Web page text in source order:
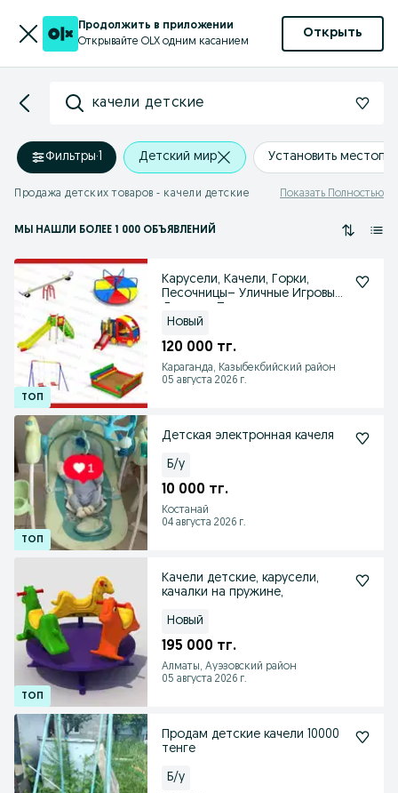
Продолжить в приложении
Открывайте OLX одним касанием
Открыть
качели детские
Фильтры·1 Детский мир Установить
Продажа детских товаров - качели детские Показать Полностью
МЫ НАШЛИ БОЛЕЕ 1 000 ОБЪЯВЛЕНИЙ
Карусели, Качели, Горки,
Песочницы– Уличные Игровые
Новый
120 000 тг.
Караганда, Казыбекбийский район
05 августа 2026 г.
Детская электронная качеля
Б/у
10 000 тг.
Костанай
04 августа 2026 г.
Качели детские, карусели,
качалки на пружине,
Новый
195 000 тг.
Алматы, Ауэзовский район
05 августа 2026 г.
Продам детские качели 10000
тенге
Б/у